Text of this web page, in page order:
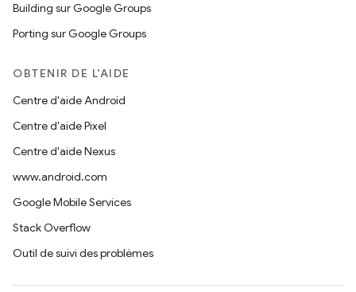
Building sur Google Groups
Porting sur Google Groups
OBTENIR DE L'AIDE
Centre d'aide Android
Centre d'aide Pixel
Centre d'aide Nexus
www.android.com
Google Mobile Services
Stack Overflow
Outil de suivi des problèmes